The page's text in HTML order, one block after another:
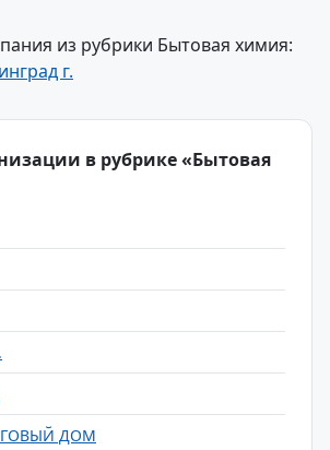
из рубрики Бытовая химия:
г.
в рубрике «Бытовая
ДОМ